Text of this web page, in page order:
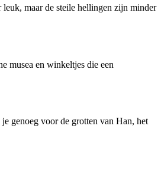
maar de steile hellingen zijn minder
musea en winkeltjes die een
genoeg voor de grotten van Han, het